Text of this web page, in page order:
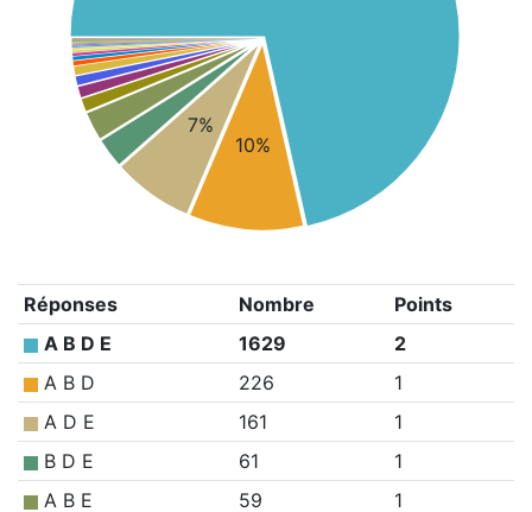
10%
7%
Réponses Nombre
Points
A B D E
1629
2
A B D
226
1
A D E
161
1
B D E
61
1
A B E
59
1